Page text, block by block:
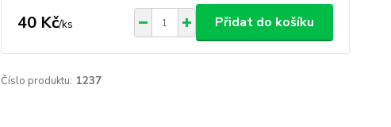
40 Kč/ks Přidat do košíku
Číslo produktu: 1237